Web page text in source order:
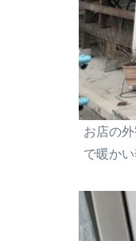
お店の
で暖か